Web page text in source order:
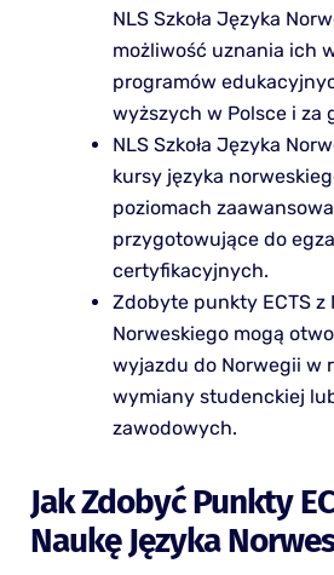
NLS Szkoła Języka
możliwość uznania ich
programów
wyższych w Polsce i za
NLS Szkoła Języka
kursy języka
poziomach
przygotowujące do
certyfikacyjnych.
Zdobyte punkty ECTS z
Norweskiego mogą
wyjazdu do Norwegii w
wymiany studenckiej
zawodowych.
Jak Zdobyć Punkty
Naukę Języka